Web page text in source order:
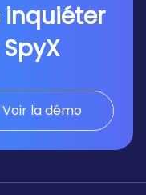
inquiéter
Voir la démo